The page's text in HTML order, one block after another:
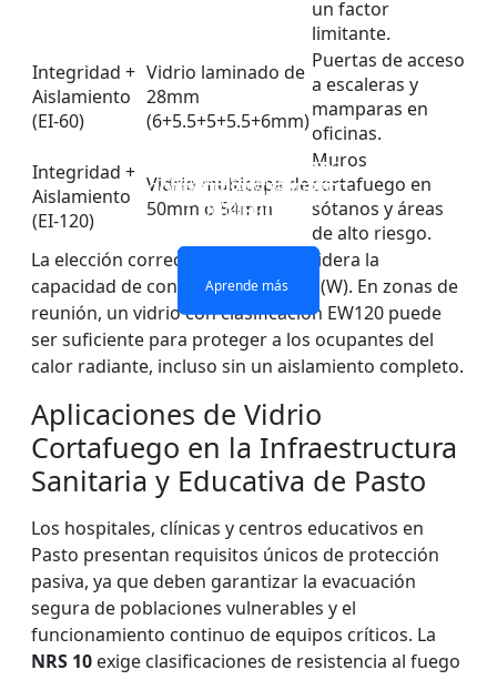
VIDRIO IGNÍFUGO DE
UNA SOLA CAPA
VIDRIO ignífugo de
doble capa
VENTANAS Y PUERTAS
CON ACRISTALAMIENTO
IGNÍFUGO
Aprende más
PARED DIVISOR DE
VIDRIO RESISTENTE AL
FUEGO
Aprende más
un factor
limitante.
Integridad +
Aislamiento
(EI-60)
Vidrio laminado de
28mm
(6+5.5+5+5.5+6mm)
Puertas de acceso
a escaleras y
mamparas en
oficinas.
Integridad +
Aislamiento
(EI-120)
Vidrio multicapa de
50mm o 54mm
Muros
cortafuego en
sótanos y áreas
de alto riesgo.
La elección correcta también considera la
capacidad de control de radiación (W). En zonas de
reunión, un vidrio con clasificación EW120 puede
ser suficiente para proteger a los ocupantes del
calor radiante, incluso sin un aislamiento completo.
Aplicaciones de Vidrio
Cortafuego en la Infraestructura
Sanitaria y Educativa de Pasto
Los hospitales, clínicas y centros educativos en
Pasto presentan requisitos únicos de protección
pasiva, ya que deben garantizar la evacuación
segura de poblaciones vulnerables y el
funcionamiento continuo de equipos críticos. La
NRS 10 exige clasificaciones de resistencia al fuego